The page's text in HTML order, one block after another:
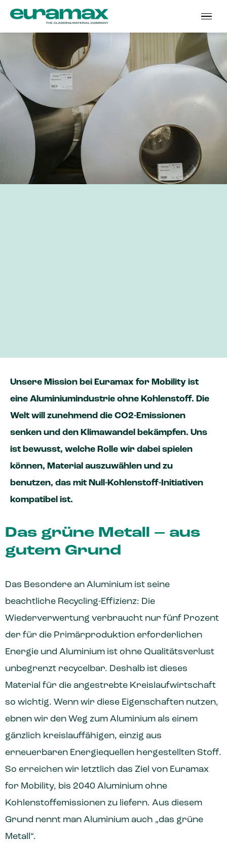
Unsere Mission bei Euramax for Mobility ist
eine Aluminiumindustrie ohne Kohlenstoff. Die
Welt will zunehmend die CO2-Emissionen
senken und den Klimawandel bekämpfen. Uns
ist bewusst, welche Rolle wir dabei spielen
können, Material auszuwählen und zu
benutzen, das mit Null-Kohlenstoff-Initiativen
kompatibel ist.
Das grüne Metall – aus
gutem Grund
Das Besondere an Aluminium ist seine
beachtliche Recycling-Effizienz: Die
Wiederverwertung verbraucht nur fünf Prozent
der für die Primärproduktion erforderlichen
Energie und Aluminium ist ohne Qualitätsverlust
unbegrenzt recycelbar. Deshalb ist dieses
Material für die angestrebte Kreislaufwirtschaft
so wichtig. Wenn wir diese Eigenschaften nutzen,
ebnen wir den Weg zum Aluminium als einem
gänzlich kreislauffähigen, einzig aus
erneuerbaren Energiequellen hergestellten Stoff.
So erreichen wir letztlich das Ziel von Euramax
for Mobility, bis 2040 Aluminium ohne
Kohlenstoffemissionen zu liefern. Aus diesem
Grund nennt man Aluminium auch „das grüne
Metall“.